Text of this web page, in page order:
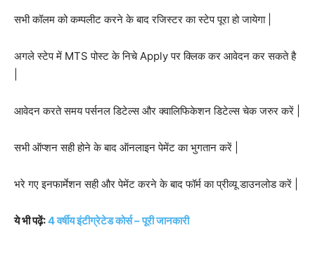
सभी कॉलम को कम्पलीट करने के बाद रजिस्टर का स्टेप पूरा हो जायेगा |
अगले स्टेप में MTS पोस्ट के निचे Apply पर क्लिक कर आवेदन कर सकते है
आवेदन करते समय पर्सनल डिटेल्स और क्वालिफिकेशन डिटेल्स चेक जरुर करें |
सभी ऑप्शन सही होने के बाद ऑनलाइन पेमेंट का भुगतान करें |
भरे गए इनफार्मेशन सही और पेमेंट करने के बाद फॉर्म का प्रीव्यू डाउनलोड करें |
ये भी पढ़ें:4 वर्षीय इंटीग्रेटेड कोर्स – पूरी जानकारी